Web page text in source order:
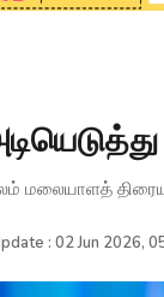
மலையாளத்
: 02 Jun 2026,